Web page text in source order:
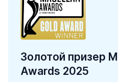
Золотой призер
Awards 2025